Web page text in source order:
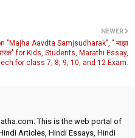
NEWER
"Majha Aavdta Samjsudharak", " माझा
for Kids, Students, Marathi Essay,
for class 7, 8, 9, 10, and 12 Exam.
This is the web portal of
Articles, Hindi Essays, Hindi